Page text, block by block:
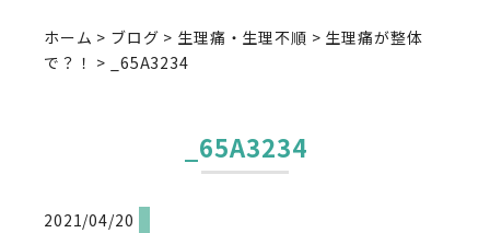
ホーム > ブログ > 生理痛・生理不順 > 生理痛が整体
で？！ > _65A3234
_65A3234
2021/04/20